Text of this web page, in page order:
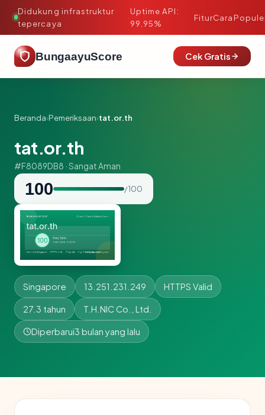
Didukung infrastruktur
tepercaya
·
Uptime API:
99.95%
FiturCara
BungaayuScore Cek Gratis
Beranda›Pemeriksaan›tat.or.th
tat.or.th
#F8089DB8 · Sangat Aman
100 / 100
Singapore 13.251.231.249 HTTPS Valid
27.3 tahun T.H.NIC Co., Ltd.
Diperbarui3 bulan yang lalu